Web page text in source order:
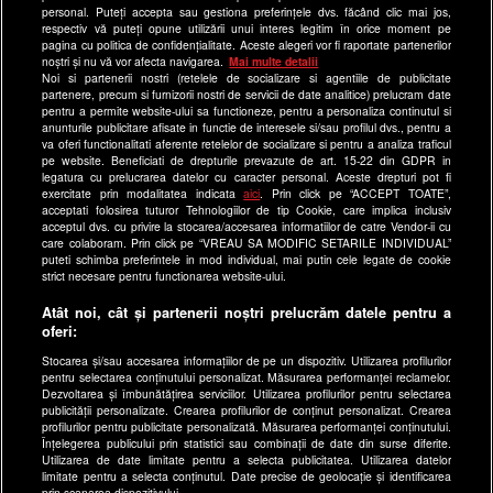
Echipa editorială
Site-uri Antena Group
a1.ro
antenastars.ro
as.ro
catine.ro
chefi.ro
deparinti.ro
medicool.ro
spynews.ro
useit.ro
retetefeldefel.ro
zutv.ro
Trends AntenaPLAY
AntenaPLAY
personal. Puteți accepta sau gestiona preferințele dvs. făcând clic mai jos,
respectiv vă puteți opune utilizării unui interes legitim în orice moment pe
pagina cu politica de confidențialitate. Aceste alegeri vor fi raportate partenerilor
noștri și nu vă vor afecta navigarea.
Mai multe detalii
Noi si partenerii nostri (retelele de socializare si agentiile de publicitate
partenere, precum si furnizorii nostri de servicii de date analitice) prelucram date
pentru a permite website-ului sa functioneze, pentru a personaliza continutul si
anunturile publicitare afisate in functie de interesele si/sau profilul dvs., pentru a
va oferi functionalitati aferente retelelor de socializare si pentru a analiza traficul
pe website. Beneficiati de drepturile prevazute de art. 15-22 din GDPR in
legatura cu prelucrarea datelor cu caracter personal. Aceste drepturi pot fi
exercitate prin modalitatea indicataaici . Prin click pe “ACCEPT TOATE”,
acceptati folosirea tuturor Tehnologiilor de tip Cookie, care implica inclusiv
acceptul dvs. cu privire la stocarea/accesarea informatiilor de catre Vendor-ii cu
care colaboram. Prin click pe “VREAU SA MODIFIC SETARILE INDIVIDUAL”
puteti schimba preferintele in mod individual, mai putin cele legate de cookie
strict necesare pentru functionarea website-ului.
Atât noi, cât și partenerii noștri prelucrăm datele pentru a
oferi:
Stocarea și/sau accesarea informațiilor de pe un dispozitiv. Utilizarea profilurilor
pentru selectarea conținutului personalizat. Măsurarea performanței reclamelor.
Dezvoltarea și îmbunătățirea serviciilor. Utilizarea profilurilor pentru selectarea
publicității personalizate. Crearea profilurilor de conținut personalizat. Crearea
profilurilor pentru publicitate personalizată. Măsurarea performanței conținutului.
Înțelegerea publicului prin statistici sau combinații de date din surse diferite.
Utilizarea de date limitate pentru a selecta publicitatea. Utilizarea datelor
limitate pentru a selecta conținutul. Date precise de geolocație și identificarea